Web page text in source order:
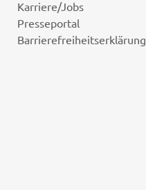
Karriere/Jobs
Presseportal
Barrierefreiheitserklärung